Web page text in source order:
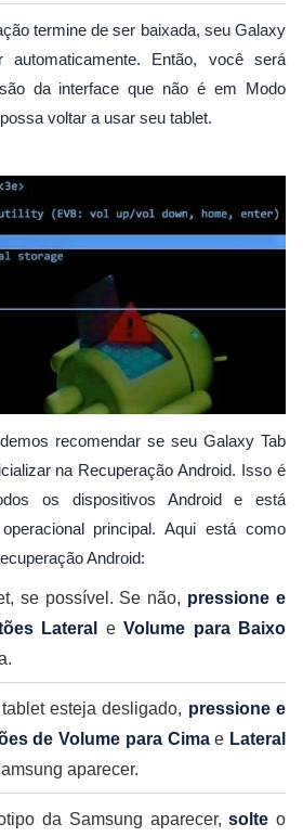
termine de ser baixada, seu Galaxy
automaticamente. Então, você será
da interface que não é em Modo
voltar a usar seu tablet.
recomendar se seu Galaxy Tab
na Recuperação Android. Isso é
os dispositivos Android e está
principal. Aqui está como
Android:
se possível. Se não, pressione e
Lateral eVolume para Baixo
esteja desligado, pressione e
de Volume para Cimae Lateral
aparecer.
da Samsung aparecer,solte o